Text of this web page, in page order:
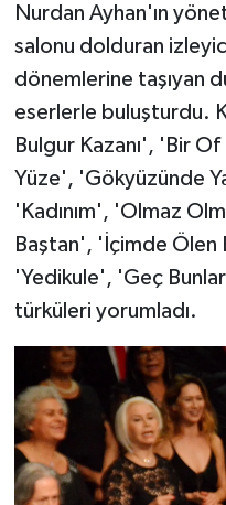
Nurdan Ayhan'ın
salonu dolduran
dönemlerine taşıyan
eserlerle buluşturdu.
Bulgur Kazanı', 'Bir
Yüze', 'Gökyüzünde
'Kadınım', 'Olmaz
Baştan', 'İçimde
'Yedikule', 'Geç
türküleri yorumladı.